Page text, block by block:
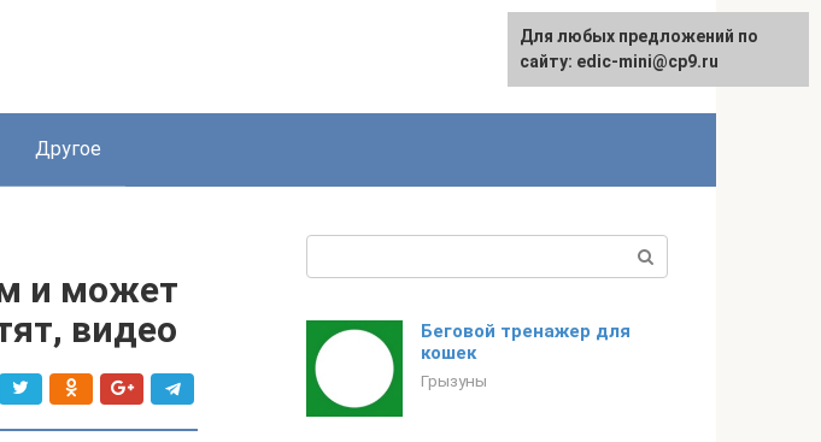
Другое
и может
видео
Беговой тренажер для
кошек
Грызуны
Для любых предложений по
сайту: edic-mini@cp9.ru